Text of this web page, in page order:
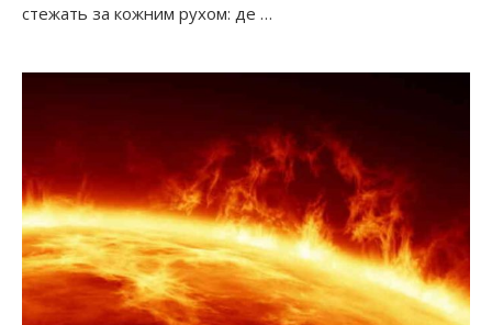
стежать за кожним рухом: де …